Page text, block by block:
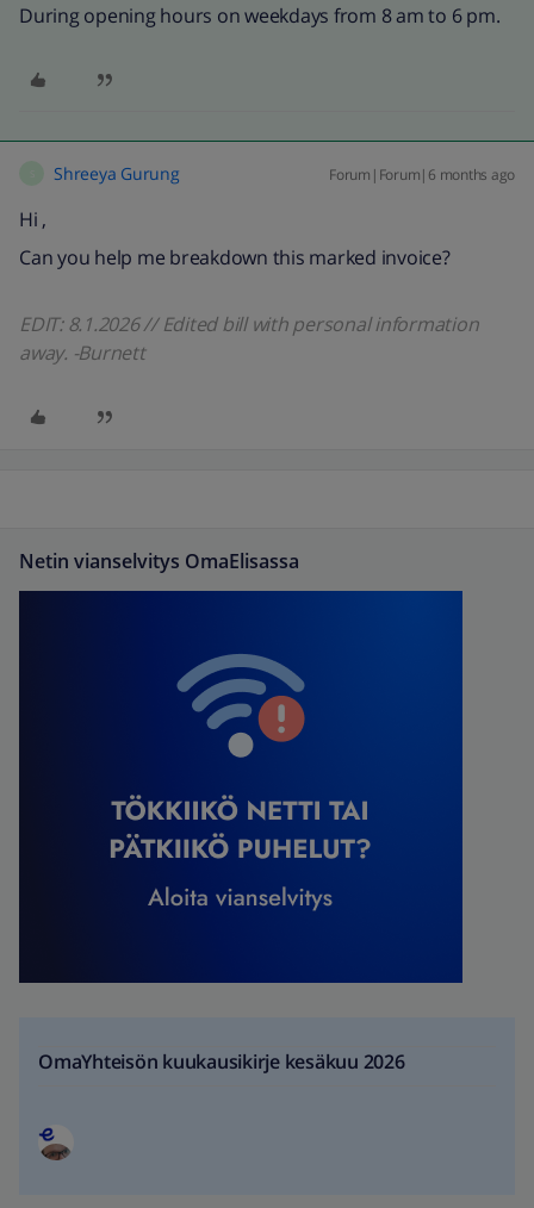
During opening hours on weekdays from 8 am to 6 pm.
Shreeya Gurung Forum|Forum|6 months ago
Hi ,
Can you help me breakdown this marked invoice?
EDIT: 8.1.2026 // Edited bill with personal information
away. -Burnett
Netin vianselvitys OmaElisassa
OmaYhteisön kuukausikirje kesäkuu 2026